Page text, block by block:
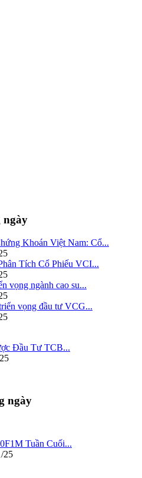
ngày
Khoán Việt Nam: Cổ...
Tích Cổ Phiếu VCI...
vọng ngành cao su...
vọng đầu tư VCG...
Đầu Tư TCB...
ngày
Tuần Cuối...
25